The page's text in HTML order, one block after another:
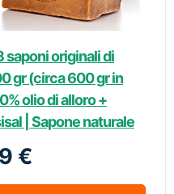
saponi originali di
gr (circa 600 gr in
olio di alloro +
| Sapone naturale
€